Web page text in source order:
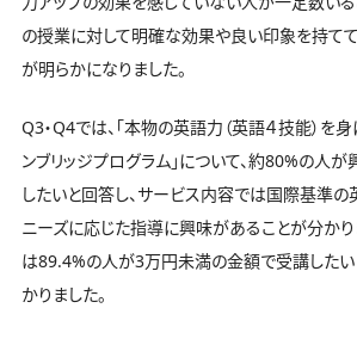
の授業に対して明確な効果や良い印象を持て
が明らかになりました。
Q3・Q4では、「本物の英語力（英語４技能）を
ンブリッジプログラム」について、約80%の人
したいと回答し、サービス内容では国際基準
ニーズに応じた指導に興味があることが分かり
は89.4%の人が3万円未満の金額で受講したい
かりました。